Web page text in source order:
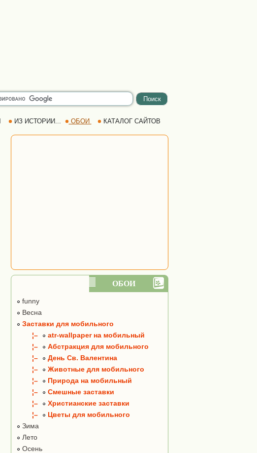
ИЗ ИСТОРИИ... ОБОИ КАТАЛОГ САЙТОВ
ОБОИ
funny
Весна
Заставки для мобильного
¦–
atr-wallpaper на мобильный
¦–
Абстракция для мобильного
¦–
День Св. Валентина
¦–
Животные для мобильного
¦–
Природа на мобильный
¦–
Смешные заставки
¦–
Христианские заставки
¦–
Цветы для мобильного
Зима
Лето
Осень